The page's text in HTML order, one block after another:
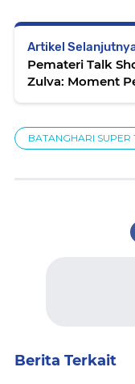
Artikel
Pemateri Talk
Zulva: Moment
BATANGHARI SUPER
Berita Terkait